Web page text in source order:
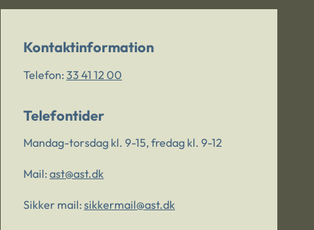
Kontaktinformation
Telefon: 33 41 12 00
Telefontider
Mandag-torsdag kl. 9-15, fredag kl. 9-12
Mail: ast@ast.dk
Sikker mail: sikkermail@ast.dk